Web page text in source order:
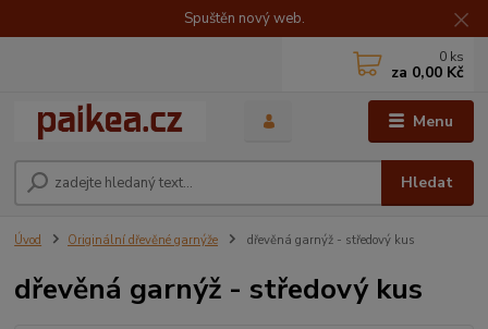
Spuštěn nový web.
Menu
Hledat
0 ks
za 0,00 Kč
Úvod Originální dřevěné garnýže dřevěná garnýž - středový kus
dřevěná garnýž - středový kus